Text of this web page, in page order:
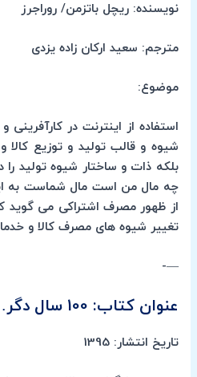
نویسنده: ریچل باتزمن/ روراجرز
مترجم: سعید ارکان زاده یزدی
موضوع:
استفاده از اینترنت در
شیوه و قالب تولید و توزیع
بلکه ذات و ساختار شیوه تولید
چه مال من است مال شماست به
از ظهور مصرف اشتراکی می گوید
تغییر شیوه های مصرف کالا و
—-
عنوان کتاب: 100 سال دگر….
تاریخ انتشار: 1395